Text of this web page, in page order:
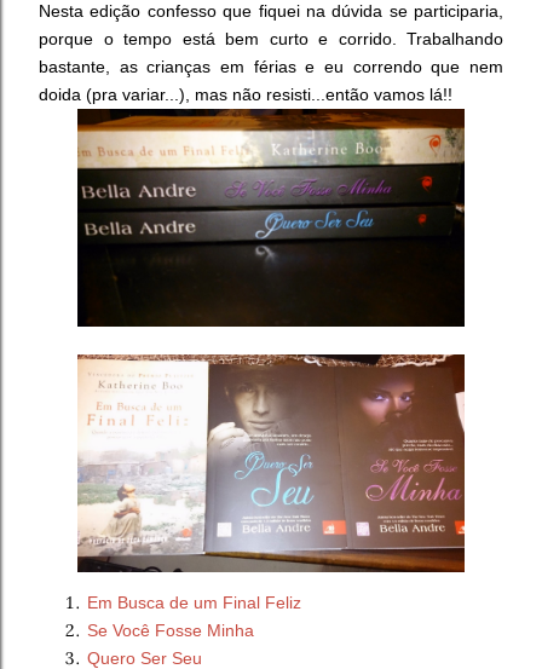
Nesta edição confesso que fiquei na dúvida se participaria,
porque o tempo está bem curto e corrido. Trabalhando
bastante, as crianças em férias e eu correndo que nem
doida (pra variar...), mas não resisti...então vamos lá!!
Em Busca de um Final Feliz
Se Você Fosse Minha
Quero Ser Seu